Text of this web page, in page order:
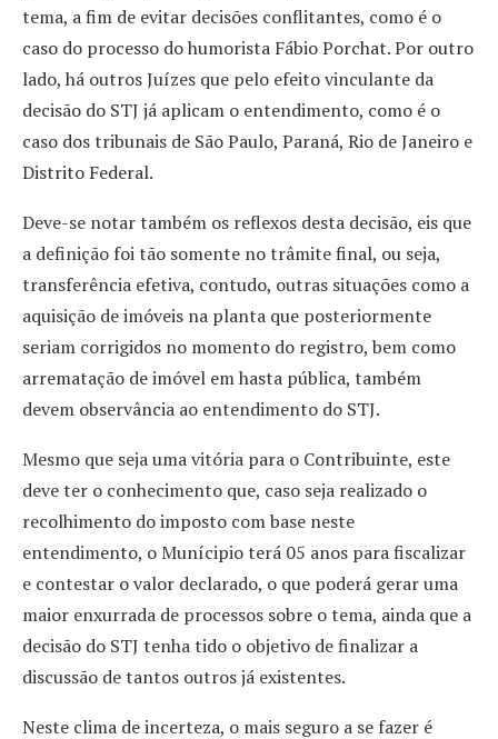
tema, a fim de evitar decisões conflitantes, como é o
caso do processo do humorista Fábio Porchat. Por outro
lado, há outros Juízes que pelo efeito vinculante da
decisão do STJ já aplicam o entendimento, como é o
caso dos tribunais de São Paulo, Paraná, Rio de Janeiro e
Distrito Federal.
Deve-se notar também os reflexos desta decisão, eis que
a definição foi tão somente no trâmite final, ou seja,
transferência efetiva, contudo, outras situações como a
aquisição de imóveis na planta que posteriormente
seriam corrigidos no momento do registro, bem como
arrematação de imóvel em hasta pública, também
devem observância ao entendimento do STJ.
Mesmo que seja uma vitória para o Contribuinte, este
deve ter o conhecimento que, caso seja realizado o
recolhimento do imposto com base neste
entendimento, o Munícipio terá 05 anos para fiscalizar
e contestar o valor declarado, o que poderá gerar uma
maior enxurrada de processos sobre o tema, ainda que a
decisão do STJ tenha tido o objetivo de finalizar a
discussão de tantos outros já existentes.
Neste clima de incerteza, o mais seguro a se fazer é